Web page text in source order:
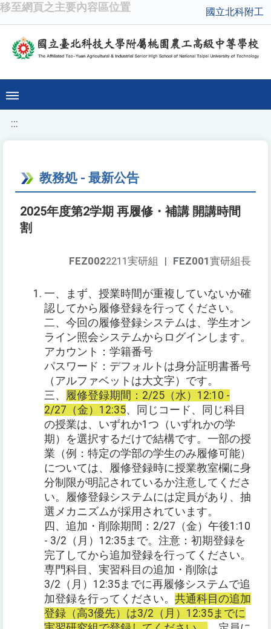
移至網頁之主要內容區位置 國立北科附工
:::
教務処 - 最新公告
2025年度第2学期 再履修・補講 開講時間
割
FEZ001實研組長
FEZ0022211実研組 |
一、まず、授業時間が重複していないか確
認してから履修登録を行ってください。
二、今回の履修登録システムは、学生オン
ライン照会システムからログインします。
アカウント：学籍番号
パスワード：デフォルトは身分証明書番号
（アルファベットは大文字）です。
三、 履修登録期間：2/25（水）12:10 -
2/27（金）12:35、同じコード、同じ科目
の授業は、いずれか1つ（いずれかの学
期）を選択するだけで結構です。一部の授
業（例：特定の学部の学生のみ履修可能）
については、履修登録時に授業教室欄に身
分制限が明記されているか注意してくださ
い。履修登録システムには定員があり、抽
選メカニズムが採用されています。
四、追加・削除期間：2/27（金）午後1:10
- 3/2（月）12:35まで。注意：初期登録を
完了してから追加登録を行ってください。
専門科目、実習科目の追加・削除は
3/2（月）12:35までに再履修システムで追
加登録を行ってください。 共通科目の追加
登録（高3優先）は3/2（月）12:35までに